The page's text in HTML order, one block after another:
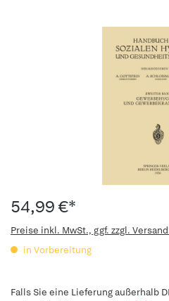
54,99 €*
Preise inkl. MwSt., ggf. zzgl.
in Vorbereitung
Falls Sie eine Lieferung außerhalb